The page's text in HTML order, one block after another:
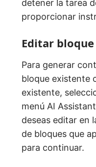
detener la tarea
proporcionar
Editar bloque
Para generar
bloque existente
existente,
menú AI
deseas editar en
de bloques que
para continuar.